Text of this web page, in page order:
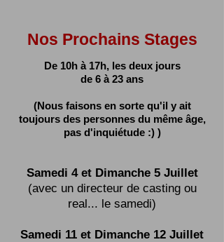
Nos Prochains Stages
De 10h à 17h, les deux jours
de 6 à 23 ans
(Nous faisons en sorte qu'il y ait
toujours des personnes du même âge,
pas d'inquiétude :) )
Samedi 4 et Dimanche 5 Juillet
(avec un directeur de casting ou
real... le samedi)
Samedi 11 et Dimanche 12 Juillet